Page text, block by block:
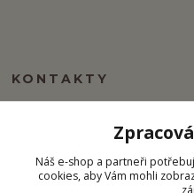
KONTAKTY
info@ipj.cz
Náš e-shop a partneři
cookies, aby Vám mohli